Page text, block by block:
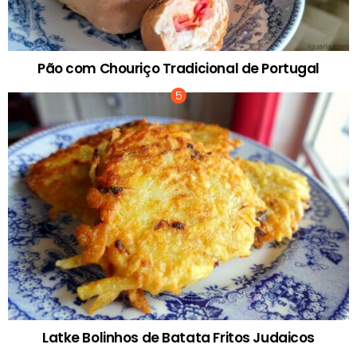
Pão com Chouriço Tradicional de Portugal
Latke Bolinhos de Batata Fritos Judaicos